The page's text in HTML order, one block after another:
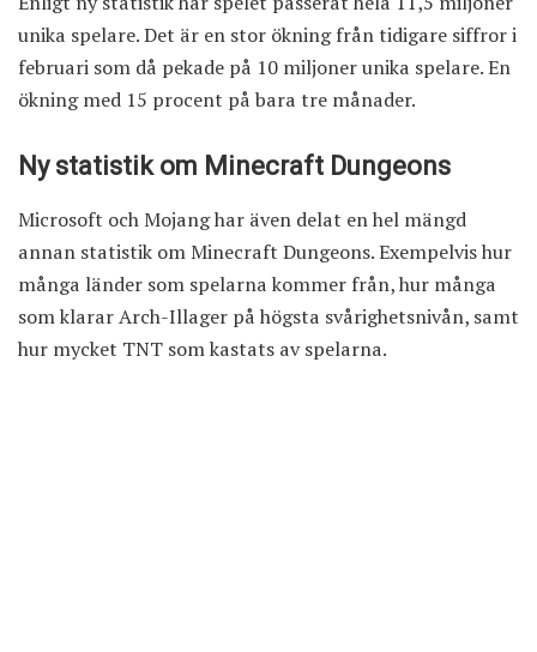
unika spelare. Det är en stor ökning från tidigare siffror i
februari som då pekade på 10 miljoner unika spelare. En
ökning med 15 procent på bara tre månader.
Ny statistik om Minecraft Dungeons
Microsoft och Mojang har även delat en hel mängd
annan statistik om Minecraft Dungeons. Exempelvis hur
många länder som spelarna kommer från, hur många
som klarar Arch-Illager på högsta svårighetsnivån, samt
hur mycket TNT som kastats av spelarna.